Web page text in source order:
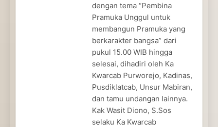
dengan tema “Pembina
Pramuka Unggul untuk
membangun Pramuka yang
berkarakter bangsa” dari
pukul 15.00 WIB hingga
selesai, dihadiri oleh Ka
Kwarcab Purworejo, Kadinas,
Pusdiklatcab, Unsur Mabiran,
dan tamu undangan lainnya.
Kak Wasit Diono, S.Sos
selaku Ka Kwarcab